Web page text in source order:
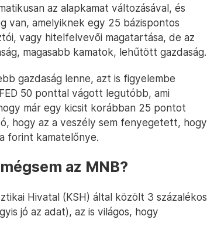
az alapkamat változásával, és
van, amelyiknek egy 25 bázispontos
vagy hitelfelvevői magatartása, de az
magasabb kamatok, lehűtött gazdaság.
gazdaság lenne, azt is figyelembe
50 ponttal vágott legutóbb, ami
már egy kicsit korábban 25 pontot
hogy az a veszély sem fenyegetett, hogy
forint kamatelőnye.
az MNB?
Hivatal (KSH) által közölt 3 százalékos
jó az adat), az is világos, hogy